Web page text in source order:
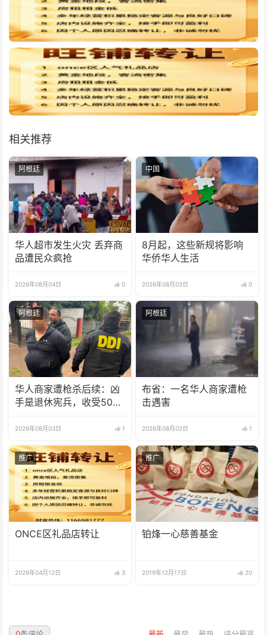
相关推荐
阿根廷
华人超市发生火灾 丢弃商
品遭民众疯抢
2026年08月04日 0
中国
8月起，这些新规将影响
华侨华人生活
2026年08月03日 0
阿根廷
华人商家遭枪杀后续：凶
手是退休宪兵，收受5000
2026年08月03日 1
阿根廷
布省：一名华人商家遭枪
击遇害
2026年08月02日 1
推广
ONCE区礼品店转让
2026年04月12日 3
推广
铂烽一心慈善基金
2019年12月17日 20